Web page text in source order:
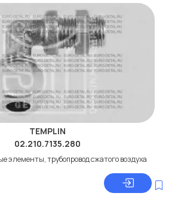
TEMPLIN
02.210.7135.280
элементы, трубопровод сжатого воздуха